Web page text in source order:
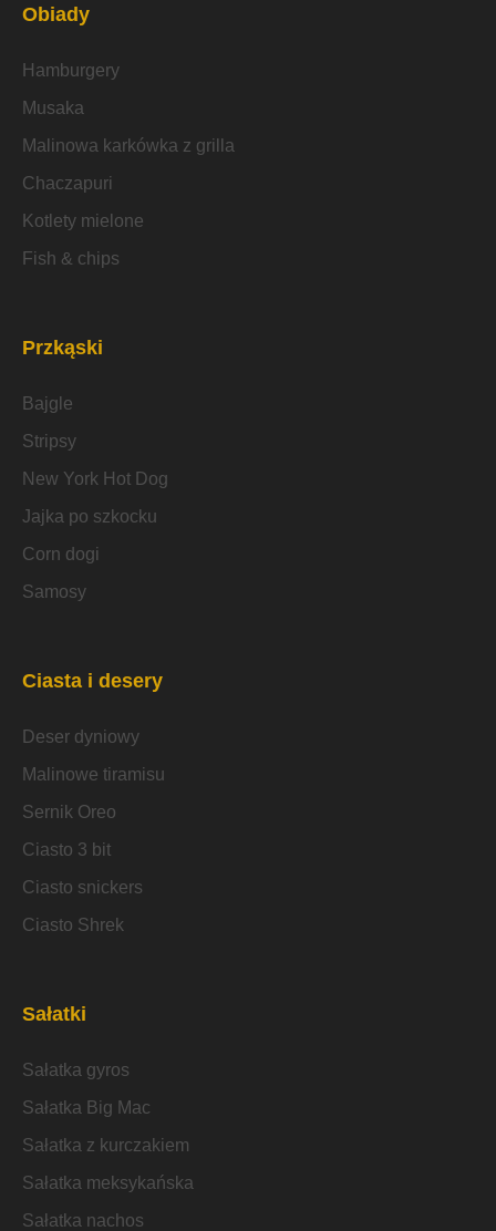
Obiady
Hamburgery
Musaka
Malinowa karkówka z grilla
Chaczapuri
Kotlety mielone
Fish & chips
Przkąski
Bajgle
Stripsy
New York Hot Dog
Jajka po szkocku
Corn dogi
Samosy
Ciasta i desery
Deser dyniowy
Malinowe tiramisu
Sernik Oreo
Ciasto 3 bit
Ciasto snickers
Ciasto Shrek
Sałatki
Sałatka gyros
Sałatka Big Mac
Sałatka z kurczakiem
Sałatka meksykańska
Sałatka nachos